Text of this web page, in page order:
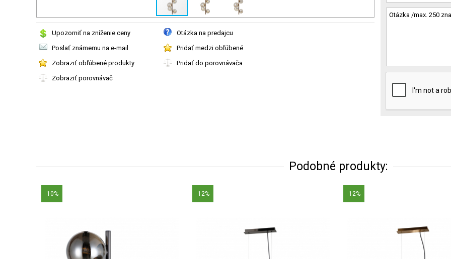
Upozorniť na zníženie ceny
Otázka na predajcu
Poslať známemu na e-mail
Pridať medzi obľúbené
Zobraziť obľúbené produkty
Pridať do porovnávača
Zobraziť porovnávač
Podobné produkty:
-10% -12% -12%